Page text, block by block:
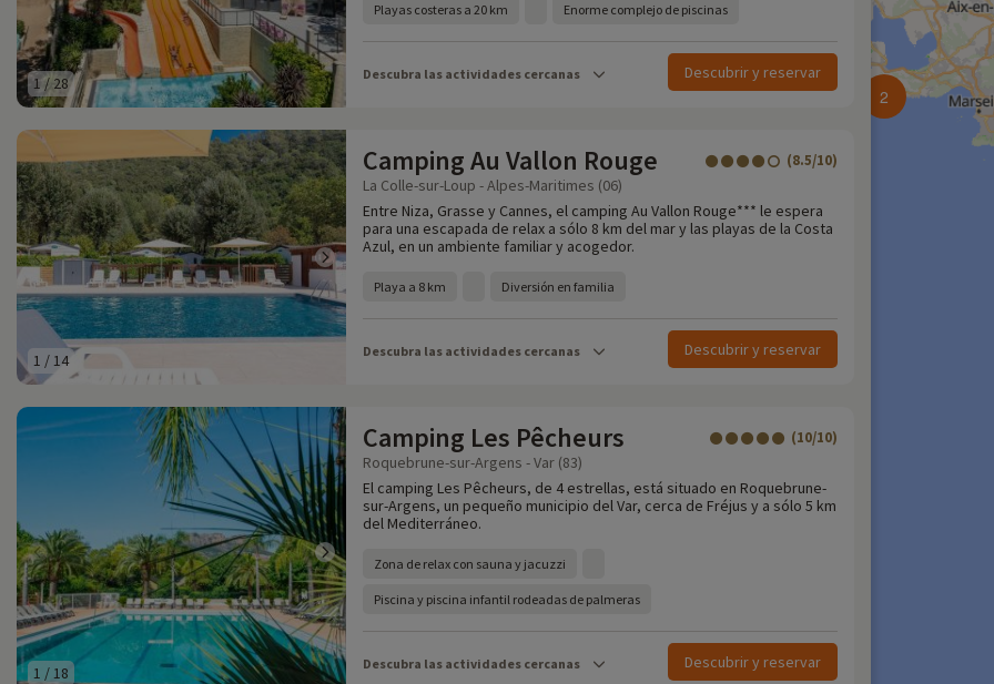
1/28
Playas costeras a 20 km Enorme complejo de piscinas
Descubra las actividades cercanas Descubrir y reservar
1 / 14
Camping Au Vallon Rouge (8.5/10)
La Colle-sur-Loup - Alpes-Maritimes (06)
Entre Niza, Grasse y Cannes, el camping Au Vallon Rouge*** le espera
para una escapada de relax a sólo 8 km del mar y las playas de la Costa
Azul, en un ambiente familiar y acogedor.
Playa a 8 km Diversión en familia
Descubra las actividades cercanas Descubrir y reservar
1 /18
Camping Les Pêcheurs (10/10)
Roquebrune-sur-Argens - Var (83)
El camping Les Pêcheurs, de 4 estrellas, está situado en Roquebrune-
sur-Argens, un pequeño municipio del Var, cerca de Fréjus y a sólo 5 km
del Mediterráneo.
Zona de relax con sauna y jacuzzi
Piscina y piscina infantil rodeadas de palmeras
Descubra las actividades cercanas Descubrir y reservar
2